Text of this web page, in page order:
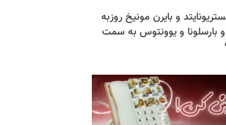
و بایرن مونیخ روزبه
و بارسلونا و یوونتوس به سمت